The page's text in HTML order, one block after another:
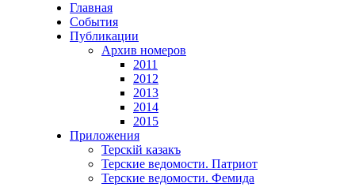
Главная
События
Публикации
Архив номеров
2011
2012
2013
2014
2015
Приложения
Терскiй казакъ
Терские ведомости. Патриот
Терские ведомости. Фемида